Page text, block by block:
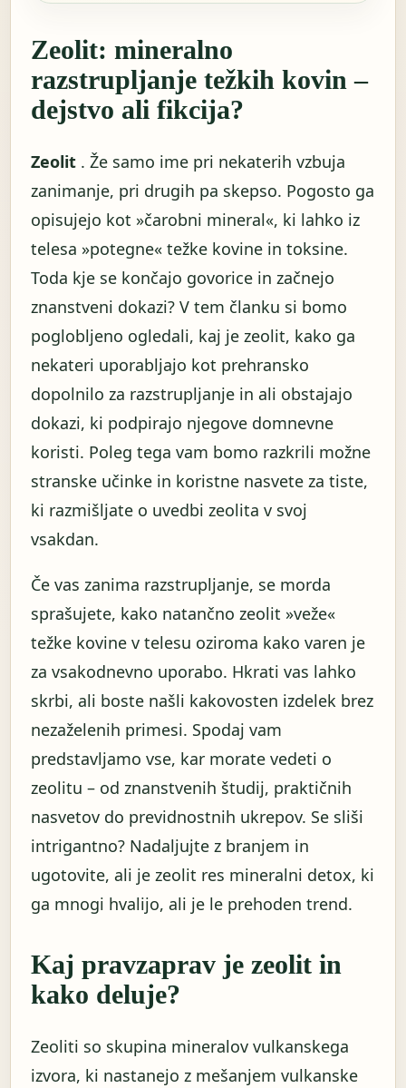
Zeolit: mineralno
razstrupljanje težkih kovin –
dejstvo ali fikcija?
Zeolit ​​. Že samo ime pri nekaterih vzbuja
zanimanje, pri drugih pa skepso. Pogosto ga
opisujejo kot »čarobni mineral«, ki lahko iz
telesa »potegne« težke kovine in toksine.
Toda kje se končajo govorice in začnejo
znanstveni dokazi? V tem članku si bomo
poglobljeno ogledali, kaj je zeolit, kako ga
nekateri uporabljajo kot prehransko
dopolnilo za razstrupljanje in ali obstajajo
dokazi, ki podpirajo njegove domnevne
koristi. Poleg tega vam bomo razkrili možne
stranske učinke in koristne nasvete za tiste,
ki razmišljate o uvedbi zeolita v svoj
vsakdan.
Če vas zanima razstrupljanje, se morda
sprašujete, kako natančno zeolit ​​»veže«
težke kovine v telesu oziroma kako varen je
za vsakodnevno uporabo. Hkrati vas lahko
skrbi, ali boste našli kakovosten izdelek brez
nezaželenih primesi. Spodaj vam
predstavljamo vse, kar morate vedeti o
zeolitu – od znanstvenih študij, praktičnih
nasvetov do previdnostnih ukrepov. Se sliši
intrigantno? Nadaljujte z branjem in
ugotovite, ali je zeolit ​​res mineralni detox, ki
ga mnogi hvalijo, ali je le prehoden trend.
Kaj pravzaprav je zeolit ​​in
kako deluje?
Zeoliti so skupina mineralov vulkanskega
izvora, ki nastanejo z mešanjem vulkanske